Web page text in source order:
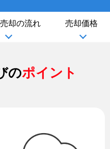
却の流れ 売却価格
のポイント